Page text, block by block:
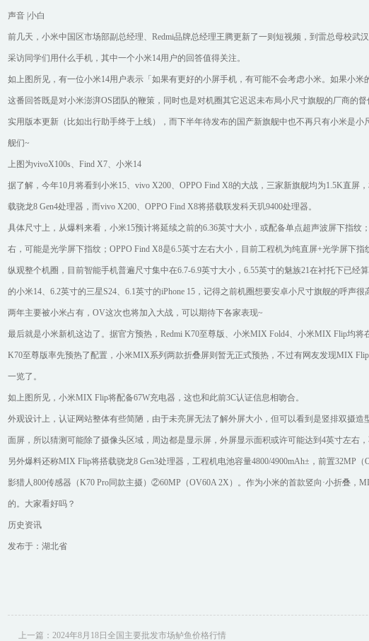
声音 |小白
前几天，小米中国区市场部副总经理、Redmi品牌总经理王腾更新了一则短视频，到雷总母校武
采访同学们用什么手机，其中一个小米14用户的回答值得关注。
如上图所见，有一位小米14用户表示「如果有更好的小屏手机，有可能不会考虑小米。如果小米
这番回答既是对小米澎湃OS团队的鞭策，同时也是对机圈其它迟迟未布局小尺寸旗舰的厂商的
实用版本更新（比如出行助手终于上线），而下半年待发布的国产新旗舰中也不再只有小米是小
舰们~
上图为vivoX100s、Find X7、小米14
据了解，今年10月将看到小米15、vivo X200、OPPO Find X8的大战，三家新旗舰均为1.5K直屏
载骁龙8 Gen4处理器，而vivo X200、OPPO Find X8将搭载联发科天玑9400处理器。
具体尺寸上，从爆料来看，小米15预计将延续之前的6.36英寸大小，或配备单点超声波屏下指纹
右，可能是光学屏下指纹；OPPO Find X8是6.5英寸左右大小，目前工程机为纯直屏+光学屏下指
纵观整个机圈，目前智能手机普遍尺寸集中在6.7-6.9英寸大小，6.55英寸的魅族21在衬托下已经
的小米14、6.2英寸的三星S24、6.1英寸的iPhone 15，记得之前机圈想要安卓小尺寸旗舰的呼声
两年主要被小米占有，OV这次也将加入大战，可以期待下各家表现~
最后就是小米新机这边了。据官方预热，Redmi K70至尊版、小米MIX Fold4、小米MIX Flip均
K70至尊版率先预热了配置，小米MIX系列两款折叠屏则暂无正式预热，不过有网友发现MIX
一览了。
如上图所见，小米MIX Flip将配备67W充电器，这也和此前3C认证信息相吻合。
外观设计上，认证网站整体有些简陋，由于未亮屏无法了解外屏大小，但可以看到是竖排双摄造
面屏，所以猜测可能除了摄像头区域，周边都是显示屏，外屏显示面积或许可能达到4英寸左右
另外爆料还称MIX Flip将搭载骁龙8 Gen3处理器，工程机电池容量4800/4900mAh±，前置32MP
影猎人800传感器（K70 Pro同款主摄）②60MP（OV60A 2X）。作为小米的首款竖向·小折叠，
的。大家看好吗？
历史资讯
发布于：湖北省
上一篇： 2024年8月18日全国主要批发市场鲈鱼价格行情